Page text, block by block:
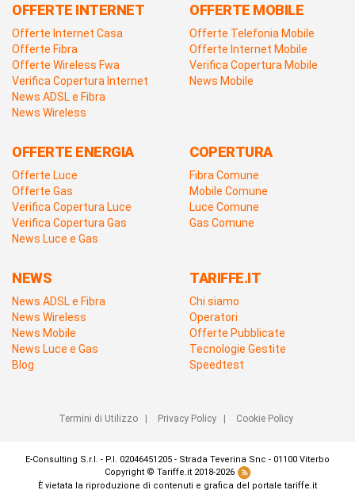
OFFERTE INTERNET
Offerte Internet Casa
Offerte Fibra
Offerte Wireless Fwa
Verifica Copertura Internet
News ADSL e Fibra
News Wireless
OFFERTE MOBILE
Offerte Telefonia Mobile
Offerte Internet Mobile
Verifica Copertura Mobile
News Mobile
OFFERTE ENERGIA
Offerte Luce
Offerte Gas
Verifica Copertura Luce
Verifica Copertura Gas
News Luce e Gas
COPERTURA
Fibra Comune
Mobile Comune
Luce Comune
Gas Comune
NEWS
News ADSL e Fibra
News Wireless
News Mobile
News Luce e Gas
Blog
TARIFFE.IT
Chi siamo
Operatori
Offerte Pubblicate
Tecnologie Gestite
Speedtest
Termini di Utilizzo| Privacy Policy| Cookie Policy
E-Consulting S.r.l. - P.I. 02046451205 - Strada Teverina Snc - 01100 Viterbo
Copyright © Tariffe.it 2018-2026
È vietata la riproduzione di contenuti e grafica del portale tariffe.it